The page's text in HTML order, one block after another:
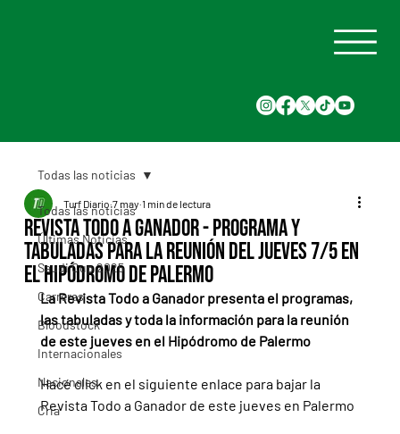
Todas las noticias
Últimas Noticias
Saudi Cup 2025
Carreras
Bloodstock
Internacionales
Nacionales
Cria
Todas las noticias
Revista Todo a Ganador - Programa y
tabuladas para la reunión del jueves 7/5 en
el Hipódromo de Palermo
Turf Diario 7 may 1 min de lectura
La Revista Todo a Ganador presenta el programas,
las tabuladas y toda la información para la reunión
de este jueves en el Hipódromo de Palermo
Hacé click en el siguiente enlace para bajar la
Revista Todo a Ganador de este jueves en Palermo